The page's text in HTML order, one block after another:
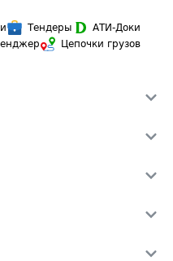
Тендеры
АТИ-Доки
Цепочки грузов